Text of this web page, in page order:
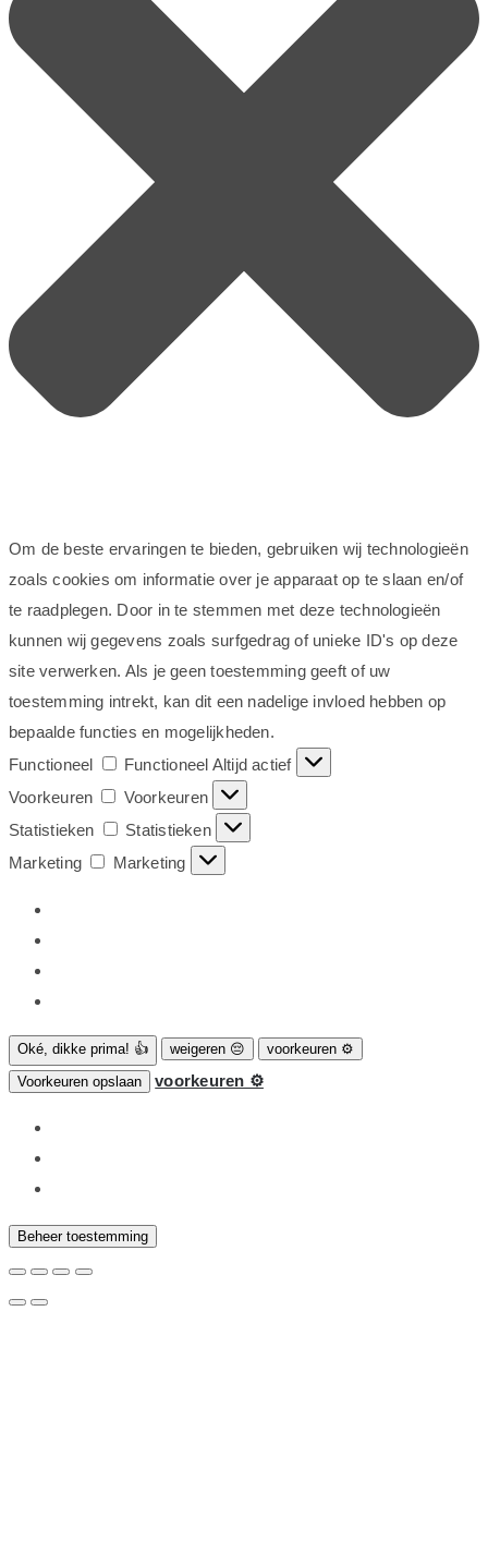
Om de beste ervaringen te bieden, gebruiken wij technologieën
zoals cookies om informatie over je apparaat op te slaan en/of
te raadplegen. Door in te stemmen met deze technologieën
kunnen wij gegevens zoals surfgedrag of unieke ID's op deze
site verwerken. Als je geen toestemming geeft of uw
toestemming intrekt, kan dit een nadelige invloed hebben op
bepaalde functies en mogelijkheden.
Functioneel
Functioneel Altijd actief
Voorkeuren
Voorkeuren
Statistieken
Statistieken
Marketing
Marketing
Oké, dikke prima! 👍 weigeren 😔
voorkeuren ⚙
Voorkeuren opslaan
voorkeuren ⚙
Beheer toestemming